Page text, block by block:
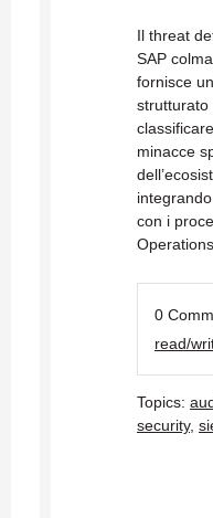
Il threat
SAP
fornisce
strutturato
minacce
con i
0
read/
Topics:
security,